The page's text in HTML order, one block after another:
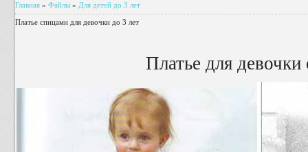
Главная » Файлы » Для детей до 3 лет
Платье спицами для девочки до 3 лет
Платье для девочки